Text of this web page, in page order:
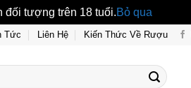
tượng trên 18 tuổi.Bỏ qua
Tức Liên Hệ Kiến Thức Về Rượu